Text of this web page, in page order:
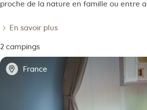
proche de la nature en famille ou entre
En savoir plus
2 campings
📍 France